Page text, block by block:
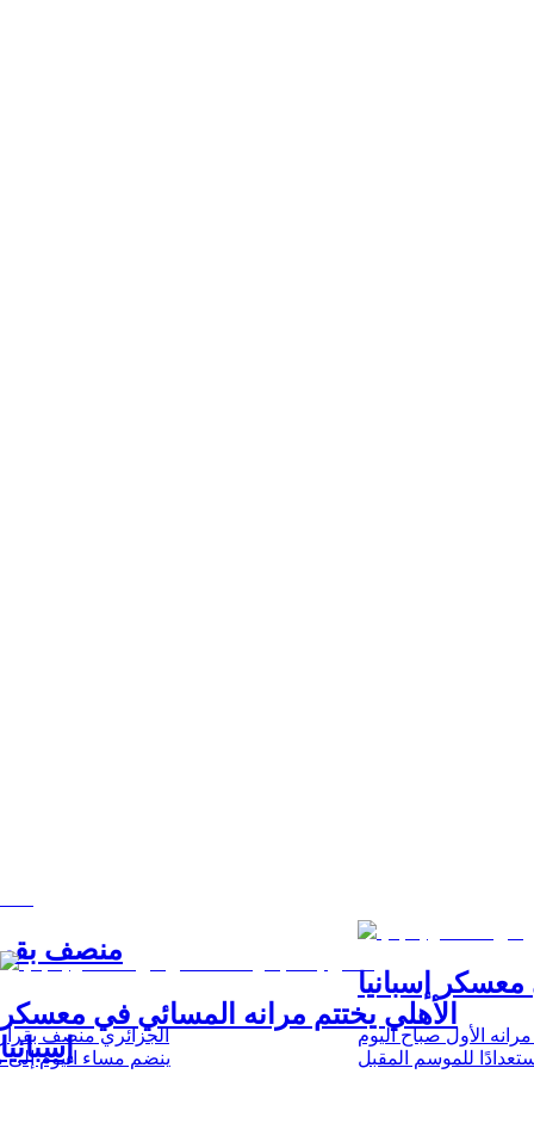
الأهلي يختتم مرانه المسائي في معسكر
إسبانيا
منصف
الجزائري منصف
ينضم مساء اليوم إلى
معسكر إسبانيا
الأول صباح اليوم
للموسم المقبل